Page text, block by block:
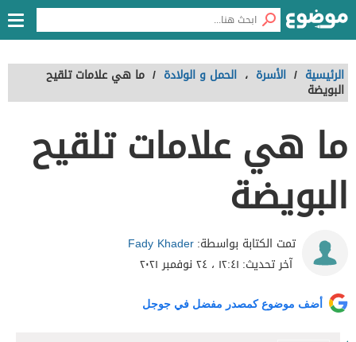
الرئيسية / الأسرة ، الحمل و الولادة / ما هي علامات تلقيح
البويضة
ما هي علامات تلقيح
البويضة
تمت الكتابة بواسطة:Fady Khader
آخر تحديث: ١٢:٤١ ، ٢٤ نوفمبر ٢٠٢١
أضف موضوع كمصدر مفضل في جوجل